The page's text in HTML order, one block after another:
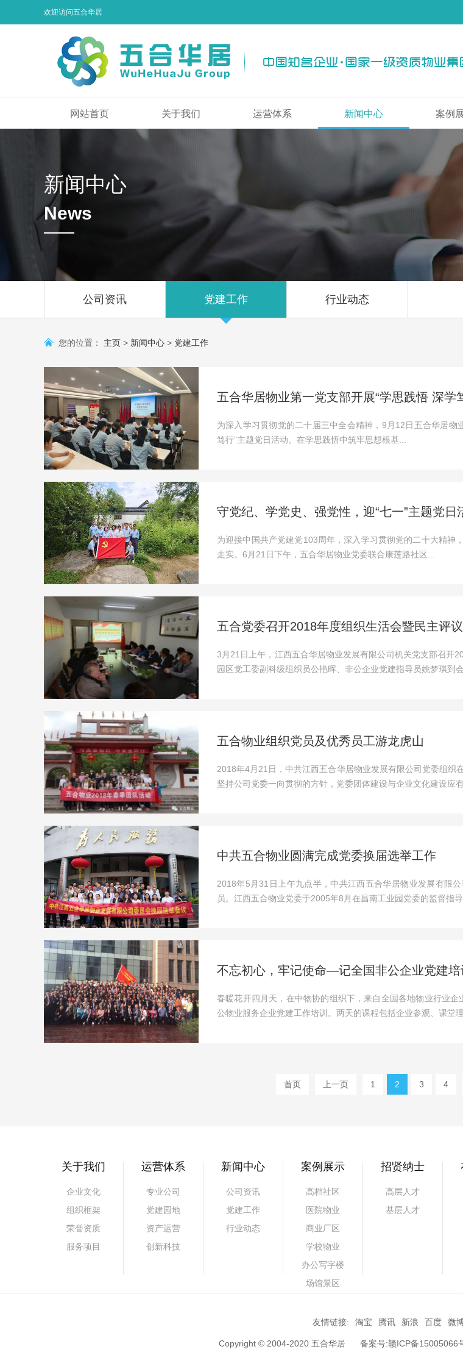
欢迎访问五合华居
网站首页 关于我们 运营体系 新闻中心 案例
新闻中心
News
公司资讯 党建工作 行业动态
您的位置： 主页 > 新闻中心 > 党建工作
五合华居物业第一党支部开展“学思践悟 深学
为深入学习贯彻党的二十届三中全会精神，9月12日五合华居
笃行”主题党日活动。在学思践悟中筑牢思想根基...
守党纪、学党史、强党性，迎“七一”主题党日
为迎接中国共产党建党103周年，深入学习贯彻党的二十大精神
走实。6月21日下午，五合华居物业党委联合康莲路社区...
五合党委召开2018年度组织生活会暨民主评
3月21日上午，江西五合华居物业发展有限公司机关党支部召开
园区党工委副科级组织员公艳晖、非公企业党建指导员姚梦琪到
五合物业组织党员及优秀员工游龙虎山
2018年4月21日，中共江西五合华居物业发展有限公司党委组织
坚持公司党委一向贯彻的方针，党委团体建设与企业文化建设应有
中共五合物业圆满完成党委换届选举工作
2018年5月31日上午九点半，中共江西五合华居物业发展有限
员。江西五合物业党委于2005年8月在昌南工业园党委的监督指导
不忘初心，牢记使命—记全国非公企业党建培
春暖花开四月天，在中物协的组织下，来自全国各地物业行业
公物业服务企业党建工作培训。两天的课程包括企业参观、课堂
首页 上一页 1 2 3 4
关于我们
企业文化
组织框架
荣誉资质
服务项目
运营体系
专业公司
党建园地
资产运营
创新科技
新闻中心
公司资讯
党建工作
行业动态
案例展示
高档社区
医院物业
商业厂区
学校物业
办公写字楼
场馆景区
招贤纳士
高层人才
基层人才
友情链接: 淘宝 腾讯 新浪 百度 微
Copyright © 2004-2020 五合华居 备案号:赣ICP备15005066